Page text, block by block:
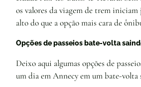
os valores da viagem de trem iniciam
alto do que a opção mais cara de
Opções de passeios bate-volta
Deixo aqui algumas opções de
um dia em Annecy em um bate-volta